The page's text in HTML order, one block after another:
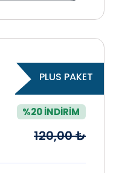
PLUS PAKET
%20 İNDIRIM
120,00 ₺